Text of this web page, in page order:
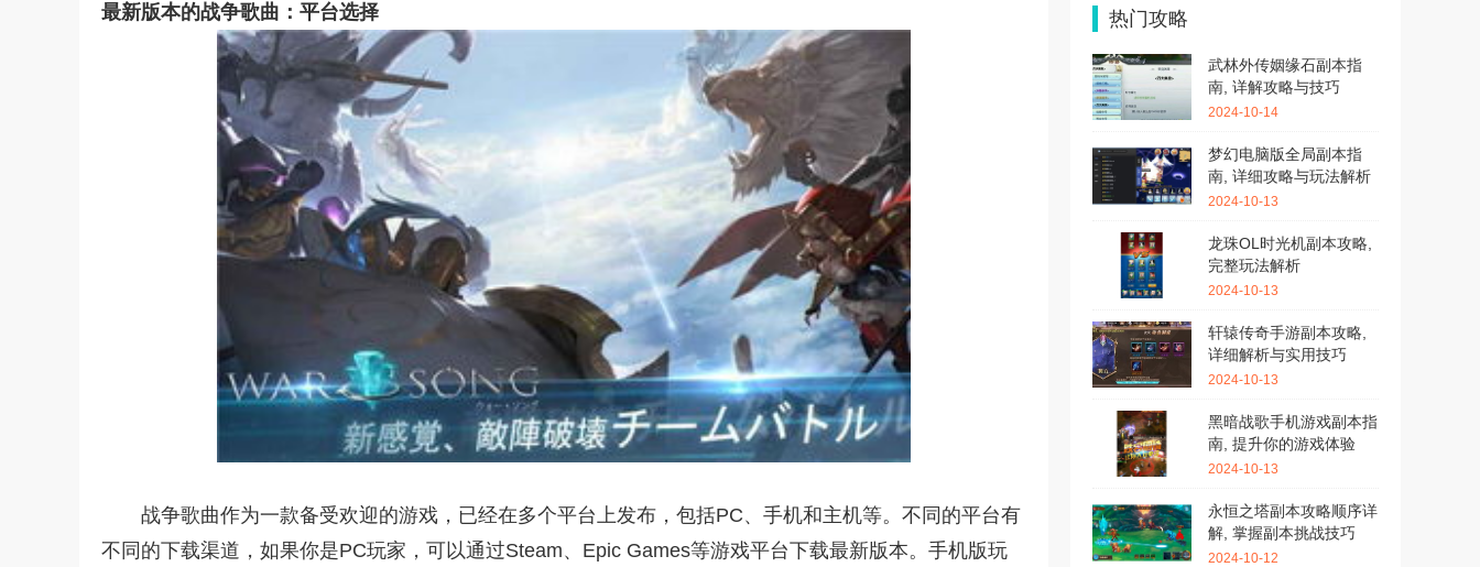
最新版本的战争歌曲：平台选择
战争歌曲作为一款备受欢迎的游戏，已经在多个平台上发布，包括PC、手机和主机等。不同的平台有
不同的下载渠道，如果你是PC玩家，可以通过Steam、Epic Games等游戏平台下载最新版本。手机版玩
热门攻略
武林外传姻缘石副本指
南, 详解攻略与技巧
2024-10-14
梦幻电脑版全局副本指
南, 详细攻略与玩法解析
2024-10-13
龙珠OL时光机副本攻略,
完整玩法解析
2024-10-13
轩辕传奇手游副本攻略,
详细解析与实用技巧
2024-10-13
黑暗战歌手机游戏副本指
南, 提升你的游戏体验
2024-10-13
永恒之塔副本攻略顺序详
解, 掌握副本挑战技巧
2024-10-12